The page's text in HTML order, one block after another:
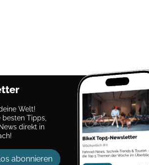
Welt!
besten Tipps,
direkt in
abonnieren